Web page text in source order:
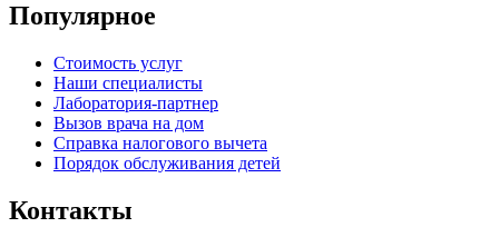
Популярное
Стоимость услуг
Наши специалисты
Лаборатория-партнер
Вызов врача на дом
Справка налогового вычета
Порядок обслуживания детей
Контакты